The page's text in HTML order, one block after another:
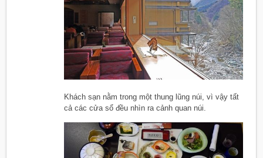
Khách sạn nằm trong một thung lũng núi, vì vậy tất
cả các cửa sổ đều nhìn ra cảnh quan núi.